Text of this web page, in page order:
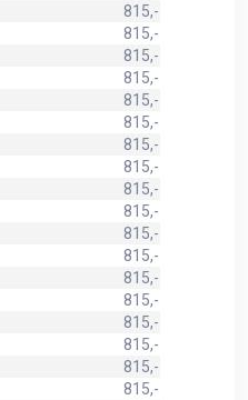
815,-
815,-
815,-
815,-
815,-
815,-
815,-
815,-
815,-
815,-
815,-
815,-
815,-
815,-
815,-
815,-
815,-
815,-